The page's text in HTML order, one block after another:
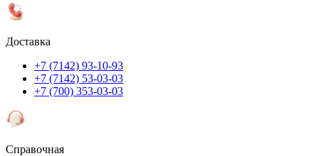
Доставка
+7 (7142) 93-10-93
+7 (7142) 53-03-03
+7 (700) 353-03-03
Справочная